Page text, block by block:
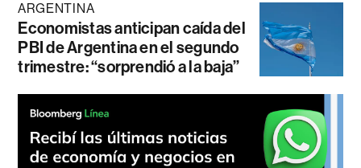
ARGENTINA
Economistas anticipan caída del
PBI de Argentina en el segundo
trimestre: “sorprendió a la baja”